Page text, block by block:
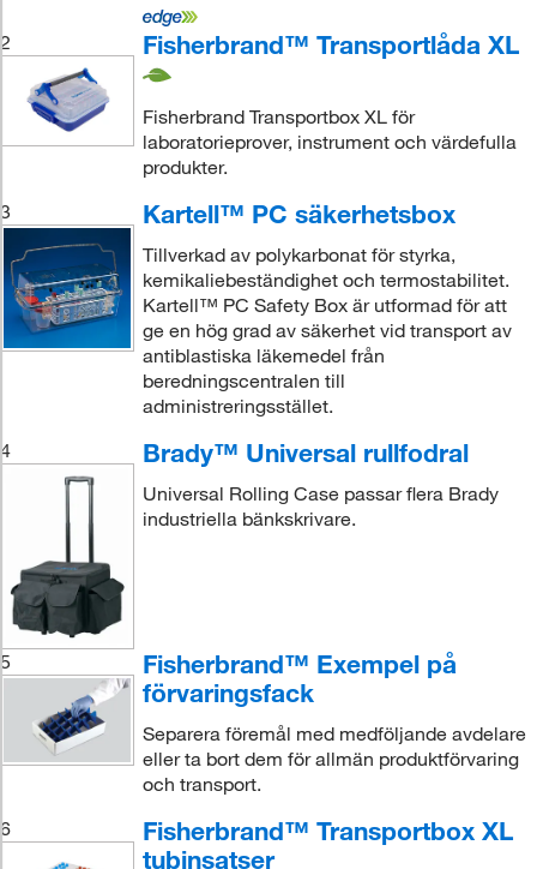
2 Fisherbrand™ Transportlåda XL
Fisherbrand Transportbox XL för
laboratorieprover, instrument och värdefulla
produkter.
3
Kartell™ PC säkerhetsbox
Tillverkad av polykarbonat för styrka,
kemikaliebeständighet och termostabilitet.
Kartell™ PC Safety Box är utformad för att
ge en hög grad av säkerhet vid transport av
antiblastiska läkemedel från
beredningscentralen till
administreringsstället.
4
Brady™ Universal rullfodral
Universal Rolling Case passar flera Brady
industriella bänkskrivare.
5
Fisherbrand™ Exempel på
förvaringsfack
Separera föremål med medföljande avdelare
eller ta bort dem för allmän produktförvaring
och transport.
6
Fisherbrand™ Transportbox XL
tubinsatser